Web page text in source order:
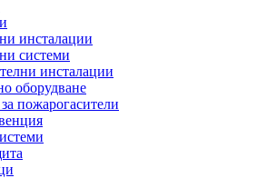
инсталации
системи
инсталации
оборудване
пожарогасители